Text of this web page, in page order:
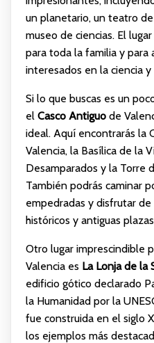
un planetario, un teatro
museo de ciencias. El
para toda la familia y para
interesados en la ciencia
Si lo que buscas es un
el Casco Antiguode
ideal. Aquí encontrarás la
Valencia, la Basílica de la
Desamparados y la Torre
También podrás caminar
empedradas y disfrutar de
históricos y antiguas
Otro lugar imprescindible
Valencia es La Lonja de la
edificio gótico declarado
la Humanidad por la
fue construida en el siglo
los ejemplos más